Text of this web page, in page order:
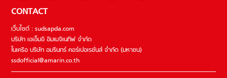
CONTACT
เว็บไซต์ : sudsapda.com
บริษัท เอเอ็มอี อิมเมจิเนทีฟ จำกัด
ในเครือ บริษัท อมรินทร์ คอร์เปอเรชั่นส์ จำกัด (มหาชน)
ssdofficial@amarin.co.th